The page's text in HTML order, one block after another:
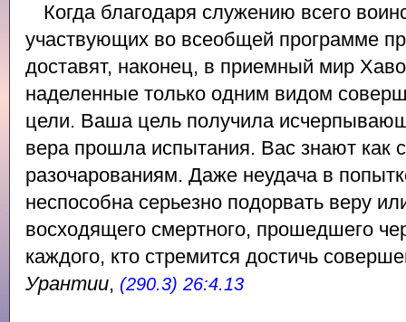
Когда благодаря служению всего
участвующих во всеобщей программе
доставят, наконец, в приемный мир
наделенные только одним видом
цели. Ваша цель получила
вера прошла испытания. Вас знают как
разочарованиям. Даже неудача в
неспособна серьезно подорвать веру
восходящего смертного, прошедшего
каждого, кто стремится достичь
Урантии, (290.3) 26:4.13